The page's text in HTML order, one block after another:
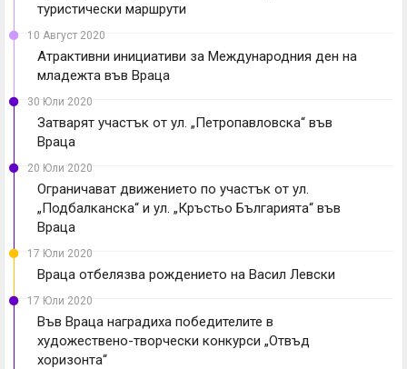
туристически маршрути
10 Август 2020
Атрактивни инициативи за Международния ден на
младежта във Враца
30 Юли 2020
Затварят участък от ул. „Петропавловска“ във
Враца
20 Юли 2020
Ограничават движението по участък от ул.
„Подбалканска“ и ул. „Кръстьо Българията“ във
Враца
17 Юли 2020
Враца отбелязва рождението на Васил Левски
17 Юли 2020
Във Враца наградиха победителите в
художествено-творчески конкурси „Отвъд
хоризонта“